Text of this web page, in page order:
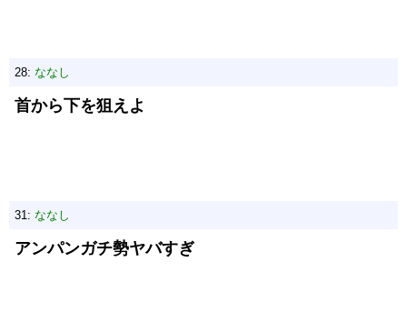
28: ななし
首から下を狙えよ
31: ななし
アンパンガチ勢ヤバすぎ